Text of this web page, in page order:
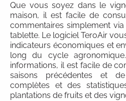
Que vous soyez dans le
maison, il est facile de
commentaires simplement
tablette. Le logiciel TeroAir
indicateurs économiques et
long du cycle
informations, il est facile de
saisons précédentes et
complètes et des
plantations de fruits et des